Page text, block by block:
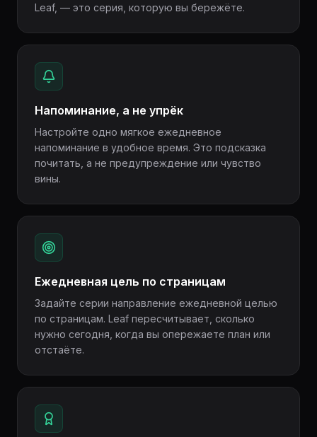
Leaf, — это серия, которую вы бережёте.
Напоминание, а не упрёк
Настройте одно мягкое ежедневное
напоминание в удобное время. Это подсказка
почитать, а не предупреждение или чувство
вины.
Ежедневная цель по страницам
Задайте серии направление ежедневной целью
по страницам. Leaf пересчитывает, сколько
нужно сегодня, когда вы опережаете план или
отстаёте.